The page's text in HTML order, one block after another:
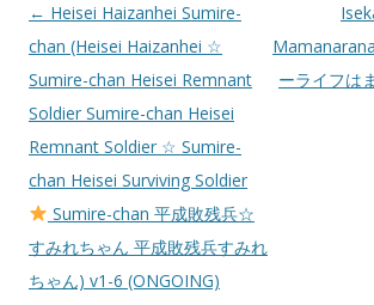
Post
navigation
← Heisei Haizanhei Sumire-
chan (Heisei Haizanhei ☆
Sumire-chan Heisei Remnant
Soldier Sumire-chan Heisei
Remnant Soldier ☆ Sumire-
chan Heisei Surviving Soldier
Sumire-chan 平成敗残兵☆
すみれちゃん 平成敗残兵すみれ
ちゃん) v1-6 (ONGOING)
ーライフは